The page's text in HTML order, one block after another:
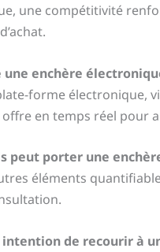
une compétitivité
d’achat.
enchère
forme électronique,
en temps réel pour
peut porter une
éléments
de recourir à